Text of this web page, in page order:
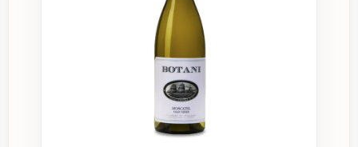
Sommerliche Grillfeste und Garden-
Firmenevents und Geschäftsanlässe
Erweiterung im Weinkeller für
besondere Momente
Probieren Sie den Cair Cuvée 2023 und
geniessen Sie ein Erlebnis, das Freude